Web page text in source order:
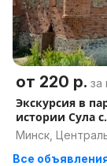
от 220 р. за
Экскурсия в
истории Сула с
трансфером из
Минск,
Все